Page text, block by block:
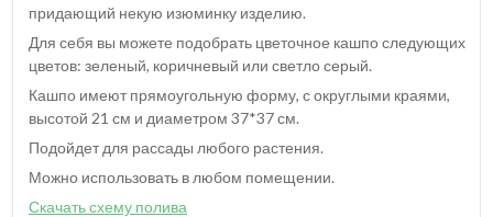
придающий некую изюминку изделию.
Для себя вы можете подобрать цветочное кашпо следующих
цветов: зеленый, коричневый или светло серый.
Кашпо имеют прямоугольную форму, с округлыми краями,
высотой 21 см и диаметром 37*37 см.
Подойдет для рассады любого растения.
Можно использовать в любом помещении.
Скачать схему полива